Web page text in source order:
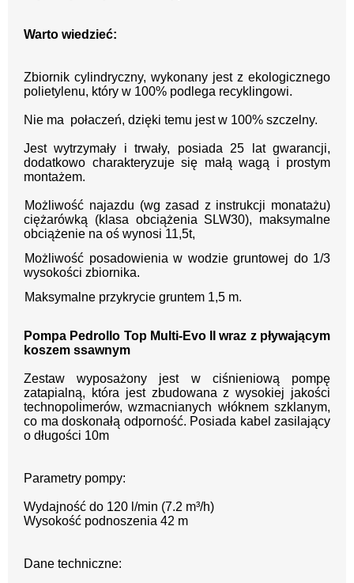
Warto wiedzieć:
Zbiornik cylindryczny, wykonany jest z ekologicznego
polietylenu, który w 100% podlega recyklingowi.
Nie ma połaczeń, dzięki temu jest w 100% szczelny.
Jest wytrzymały i trwały, posiada 25 lat gwarancji,
dodatkowo charakteryzuje się małą wagą i prostym
montażem.
Możliwość najazdu (wg zasad z instrukcji monatażu)
ciężarówką (klasa obciążenia SLW30), maksymalne
obciążenie na oś wynosi 11,5t,
Możliwość posadowienia w wodzie gruntowej do 1/3
wysokości zbiornika.
Maksymalne przykrycie gruntem 1,5 m.
Pompa Pedrollo Top Multi-Evo II wraz z pływającym
koszem ssawnym
Zestaw wyposażony jest w ciśnieniową pompę
zatapialną, która jest zbudowana z wysokiej jakości
technopolimerów, wzmacnianych włóknem szklanym,
co ma doskonałą odporność. Posiada kabel zasilający
o długości 10m
Parametry pompy:
Wydajność do 120 l/min (7.2 m³/h)
Wysokość podnoszenia 42 m
Dane techniczne: